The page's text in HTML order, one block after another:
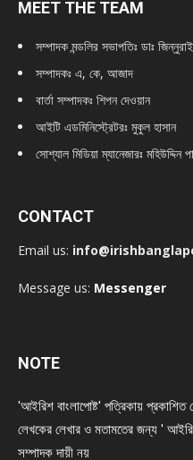
MEET THE TEAM
সম্পাদক মন্ডলির সভাপতিঃ ডাঃ
সম্পাদকঃ এ, কে, আজাদ
বার্তা সম্পাদকঃ শিপন দেওয়ান
আইটি এডমিনিস্ট্রেটরঃ মুকুল হাসান
সোশ্যাল মিডিয়া ম্যানেজারঃ মহিউদ্দিন
CONTACT
Email us:
Message us: Messenger
NOTE
'আইরিশ বাংলাপোষ্ট' পত্রিকায় প্রকাশিত
লেখকের লেখার ও মতামতের জন্য ' আইরিশ
সম্পাদক দায়ী নয়